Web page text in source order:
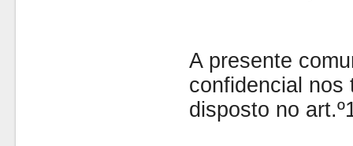
A presente
confidencial nos
disposto no